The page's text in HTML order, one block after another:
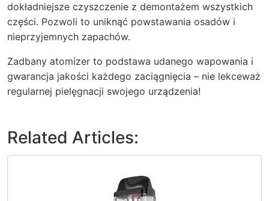
dokładniejsze czyszczenie z demontażem wszystkich
części. Pozwoli to uniknąć powstawania osadów i
nieprzyjemnych zapachów.
Zadbany atomizer to podstawa udanego wapowania i
gwarancja jakości każdego zaciągnięcia – nie lekceważ
regularnej pielęgnacji swojego urządzenia!
Related Articles: